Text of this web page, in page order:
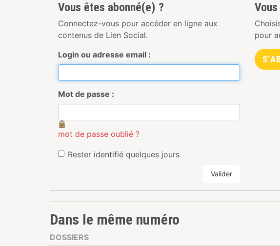
Vous êtes abonné(e) ?
Connectez-vous pour accéder en ligne aux
contenus de Lien Social.
Login ou adresse email :
Mot de passe :
mot de passe oublié ?
Rester identifié quelques jours
Valider
pour
Dans le même numéro
DOSSIERS